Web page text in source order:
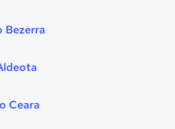
Bezerra
Ceara